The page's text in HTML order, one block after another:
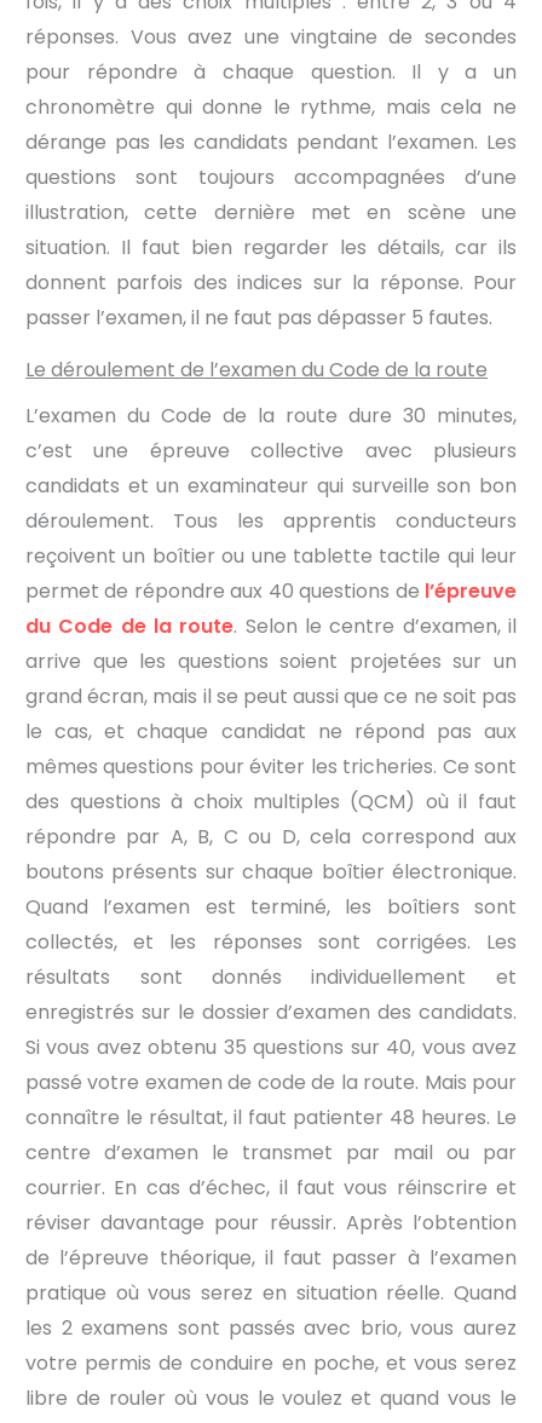
réponses. Vous avez une vingtaine de secondes
pour répondre à chaque question. Il y a un
chronomètre qui donne le rythme, mais cela ne
dérange pas les candidats pendant l’examen. Les
questions sont toujours accompagnées d’une
illustration, cette dernière met en scène une
situation. Il faut bien regarder les détails, car ils
donnent parfois des indices sur la réponse. Pour
passer l’examen, il ne faut pas dépasser 5 fautes.
Le déroulement de l’examen du Code de la route
L’examen du Code de la route dure 30 minutes,
c’est une épreuve collective avec plusieurs
candidats et un examinateur qui surveille son bon
déroulement. Tous les apprentis conducteurs
reçoivent un boîtier ou une tablette tactile qui leur
permet de répondre aux 40 questions de l’épreuve
du Code de la route. Selon le centre d’examen, il
arrive que les questions soient projetées sur un
grand écran, mais il se peut aussi que ce ne soit pas
le cas, et chaque candidat ne répond pas aux
mêmes questions pour éviter les tricheries. Ce sont
des questions à choix multiples (QCM) où il faut
répondre par A, B, C ou D, cela correspond aux
boutons présents sur chaque boîtier électronique.
Quand l’examen est terminé, les boîtiers sont
collectés, et les réponses sont corrigées. Les
résultats sont donnés individuellement et
enregistrés sur le dossier d’examen des candidats.
Si vous avez obtenu 35 questions sur 40, vous avez
passé votre examen de code de la route. Mais pour
connaître le résultat, il faut patienter 48 heures. Le
centre d’examen le transmet par mail ou par
courrier. En cas d’échec, il faut vous réinscrire et
réviser davantage pour réussir. Après l’obtention
de l’épreuve théorique, il faut passer à l’examen
pratique où vous serez en situation réelle. Quand
les 2 examens sont passés avec brio, vous aurez
votre permis de conduire en poche, et vous serez
libre de rouler où vous le voulez et quand vous le